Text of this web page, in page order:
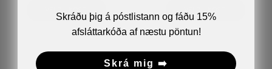
Skráðu þig á póstlistann og fáðu 15%
afsláttarkóða af næstu pöntun!
Skrá mig ➡️